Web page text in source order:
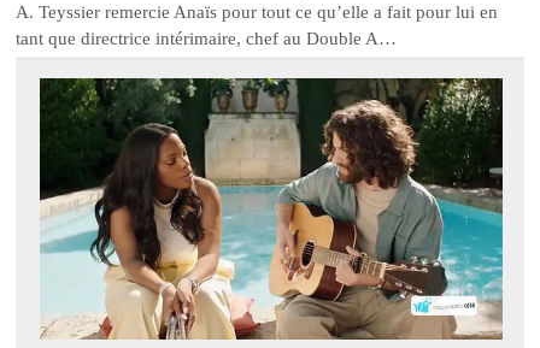
A. Teyssier remercie Anaïs pour tout ce qu’elle a fait pour lui en
tant que directrice intérimaire, chef au Double A…